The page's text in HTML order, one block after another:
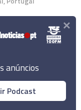
Lda.
anúncios
Podcast
×